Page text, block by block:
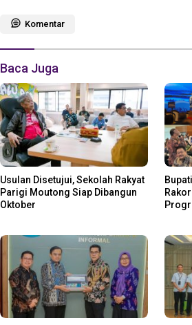
Komentar
Baca Juga
Usulan Disetujui, Sekolah Rakyat
Parigi Moutong Siap Dibangun
Oktober